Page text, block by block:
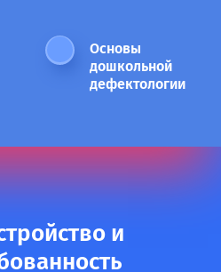
Основы
дошкольной
дефектологии
и